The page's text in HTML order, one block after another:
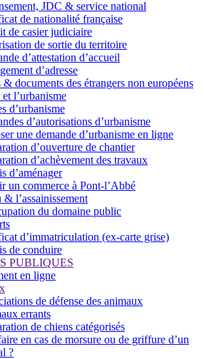
JDC & service national
de nationalité française
de casier judiciaire
de sortie du territoire
d’attestation d’accueil
d’adresse
& documents des étrangers non européens
l’urbanisme
d’urbanisme
d’autorisations d’urbanisme
une demande d’urbanisme en ligne
d’ouverture de chantier
d’achèvement des travaux
d’aménager
un commerce à Pont-l’Abbé
& l’assainissement
du domaine public
d’immatriculation (ex-carte grise)
de conduire
PUBLIQUES
en ligne
de défense des animaux
errants
de chiens catégorisés
en cas de morsure ou de griffure d’un
?